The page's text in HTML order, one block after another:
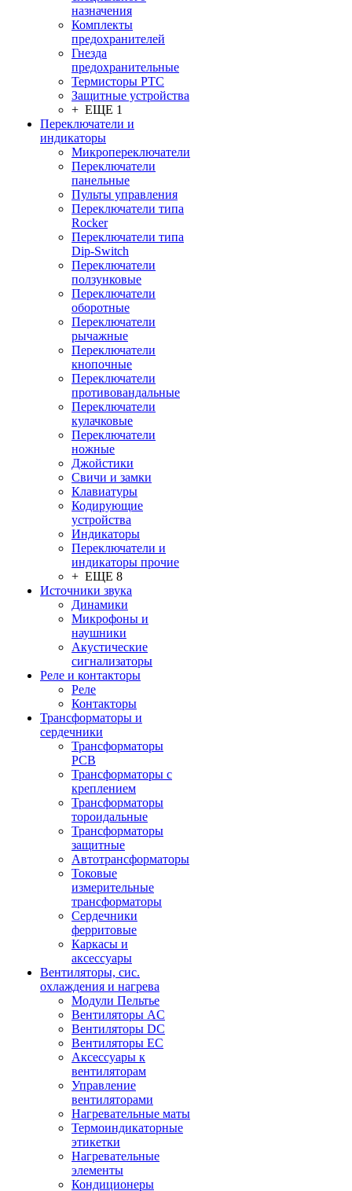
назначения
Комплекты
предохранителей
Гнезда
предохранительные
Термисторы PTC
Защитные устройства
+ ЕЩЕ 1
Переключатели и
индикаторы
Микропереключатели
Переключатели
панельные
Пульты управления
Переключатели типа
Rocker
Переключатели типа
Dip-Switch
Переключатели
ползунковые
Переключатели
оборотные
Переключатели
рычажные
Переключатели
кнопочные
Переключатели
противовандальные
Переключатели
кулачковые
Переключатели
ножные
Джойстики
Свичи и замки
Клавиатуры
Кодирующие
устройства
Индикаторы
Переключатели и
индикаторы прочие
+ ЕЩЕ 8
Источники звука
Динамики
Микрофоны и
наушники
Акустические
сигнализаторы
Реле и контакторы
Реле
Контакторы
Трансформаторы и
сердечники
Трансформаторы
PCB
Трансформаторы с
креплением
Трансформаторы
тороидальные
Трансформаторы
защитные
Автотрансформаторы
Токовые
измерительные
трансформаторы
Сердечники
ферритовые
Каркасы и
аксессуары
Вентиляторы, сис.
охлаждения и нагрева
Модули Пельтье
Вентиляторы AC
Вентиляторы DC
Вентиляторы EC
Аксессуары к
вентиляторам
Управление
вентиляторами
Нагревательные маты
Термоиндикаторные
этикетки
Нагревательные
элементы
Кондиционеры